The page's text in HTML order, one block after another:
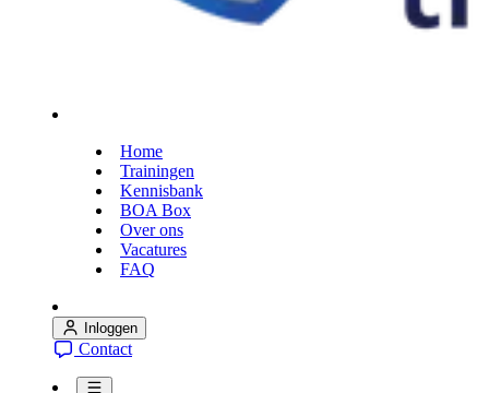
Home
Trainingen
Kennisbank
BOA Box
Over ons
Vacatures
FAQ
Inloggen
Contact